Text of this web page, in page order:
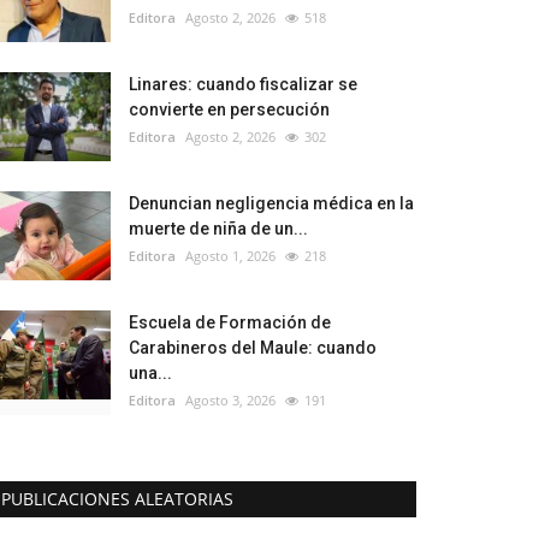
Editora Agosto 2, 2026 518
Linares: cuando fiscalizar se
convierte en persecución
Editora Agosto 2, 2026 302
Denuncian negligencia médica en la
muerte de niña de un...
Editora Agosto 1, 2026 218
Escuela de Formación de
Carabineros del Maule: cuando
una...
Editora Agosto 3, 2026 191
PUBLICACIONES ALEATORIAS